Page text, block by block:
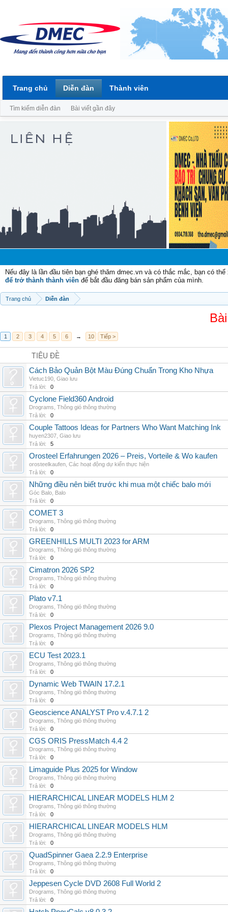
Nếu đây là lần đầu tiên bạn ghé thăm dmec.vn và có thắc mắc, bạn có
để trở thành thành viên để bắt đầu đăng bán sản phẩm của mình.
Trang chủ Diễn đàn
1 2 3 4 5 6 → 10 Tiếp >
TIÊU ĐỀ
Cách Bảo Quản Bột Màu Đúng Chuẩn Trong Kho Nhựa
Vietuc190 Giao lưu
Trả lời:
0
Cyclone Field360 Android
Drograms Thông gió thông thường
Trả lời:
0
Couple Tattoos Ideas for Partners Who Want Matching Ink
huyen2307 Giao lưu
Trả lời:
5
Orosteel Erfahrungen 2026 – Preis, Vorteile & Wo kaufen
orosteelkaufen Các hoạt động dự kiến thực hiện
Trả lời:
0
Những điều nên biết trước khi mua một chiếc balo mới
Góc Balo Balo
Trả lời:
0
COMET 3
Drograms Thông gió thông thường
Trả lời:
0
GREENHILLS MULTI 2023 for ARM
Drograms Thông gió thông thường
Trả lời:
0
Cimatron 2026 SP2
Drograms Thông gió thông thường
Trả lời:
0
Plato v7.1
Drograms Thông gió thông thường
Trả lời:
0
Plexos Project Management 2026 9.0
Drograms Thông gió thông thường
Trả lời:
0
ECU Test 2023.1
Drograms Thông gió thông thường
Trả lời:
0
Dynamic Web TWAIN 17.2.1
Drograms Thông gió thông thường
Trả lời:
0
Geoscience ANALYST Pro v.4.7.1 2
Drograms Thông gió thông thường
Trả lời:
0
CGS ORIS PressMatch 4.4 2
Drograms Thông gió thông thường
Trả lời:
0
Limaguide Plus 2025 for Window
Drograms Thông gió thông thường
Trả lời:
0
HIERARCHICAL LINEAR MODELS HLM 2
Drograms Thông gió thông thường
Trả lời:
0
HIERARCHICAL LINEAR MODELS HLM
Drograms Thông gió thông thường
Trả lời:
0
QuadSpinner Gaea 2.2.9 Enterprise
Drograms Thông gió thông thường
Trả lời:
0
Jeppesen Cycle DVD 2608 Full World 2
Drograms Thông gió thông thường
Trả lời:
0
Trang chủ Diễn đàn
Tìm kiếm diễn đàn Bài viết gần đây
Thành viên